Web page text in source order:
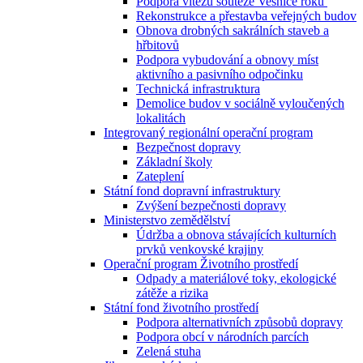
Rekonstrukce a přestavba veřejných budov
Obnova drobných sakrálních staveb a
hřbitovů
Podpora vybudování a obnovy míst
aktivního a pasivního odpočinku
Technická infrastruktura
Demolice budov v sociálně vyloučených
lokalitách
Integrovaný regionální operační program
Bezpečnost dopravy
Základní školy
Zateplení
Státní fond dopravní infrastruktury
Zvýšení bezpečnosti dopravy
Ministerstvo zemědělství
Údržba a obnova stávajících kulturních
prvků venkovské krajiny
Operační program Životního prostředí
Odpady a materiálové toky, ekologické
zátěže a rizika
Státní fond životního prostředí
Podpora alternativních způsobů dopravy
Podpora obcí v národních parcích
Zelená stuha